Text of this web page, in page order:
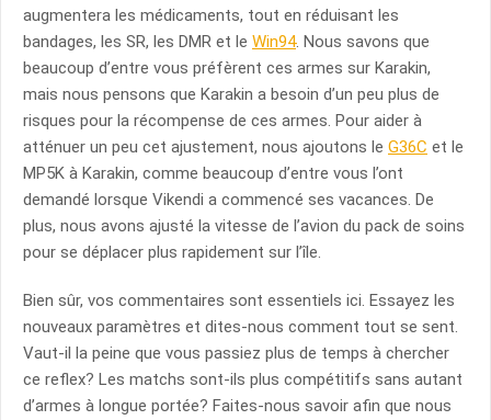
augmentera les médicaments, tout en réduisant les
bandages, les SR, les DMR et le Win94. Nous savons que
beaucoup d’entre vous préfèrent ces armes sur Karakin,
mais nous pensons que Karakin a besoin d’un peu plus de
risques pour la récompense de ces armes. Pour aider à
atténuer un peu cet ajustement, nous ajoutons le G36C et le
MP5K à Karakin, comme beaucoup d’entre vous l’ont
demandé lorsque Vikendi a commencé ses vacances. De
plus, nous avons ajusté la vitesse de l’avion du pack de soins
pour se déplacer plus rapidement sur l’île.
Bien sûr, vos commentaires sont essentiels ici. Essayez les
nouveaux paramètres et dites-nous comment tout se sent.
Vaut-il la peine que vous passiez plus de temps à chercher
ce reflex? Les matchs sont-ils plus compétitifs sans autant
d’armes à longue portée? Faites-nous savoir afin que nous